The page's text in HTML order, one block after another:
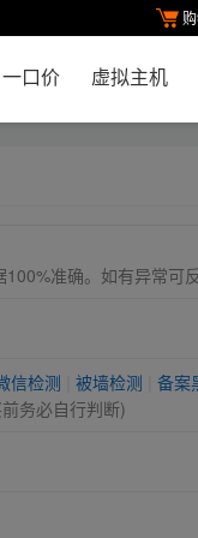
一口价 虚拟主机
准确。如有异常可反
信检测 被墙检测
备案
务必自行判断)